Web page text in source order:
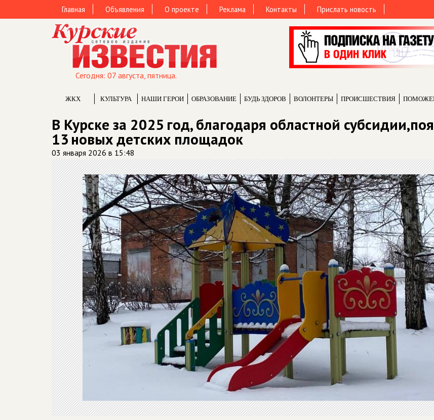
Главная Объявления О проекте Реклама Контакты Прислать новость
Сегодня: 07 августа, пятница.
ЖКХ КУЛЬТУРА НАШИ ГЕРОИ ОБРАЗОВАНИЕ БУДЬ ЗДОРОВ ВОЛОНТЕРЫ ПРОИCШЕСТВИЯ
В Курске за 2025 год, благодаря областной
13 новых детских площадок
03 января 2026 в 15:48